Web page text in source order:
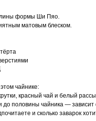
формы Ши Пяо.
матовым блеском.
чайнике:
красный чай и белый
до половины чайника — зависит
и сколько заварок